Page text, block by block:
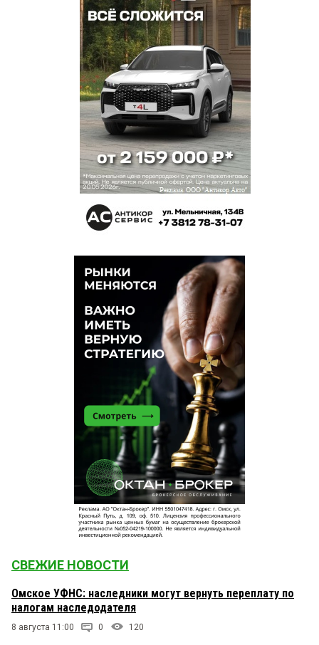
СВЕЖИЕ НОВОСТИ
Омское УФНС: наследники могут вернуть переплату по
налогам наследодателя
8 августа 11:00 0 120